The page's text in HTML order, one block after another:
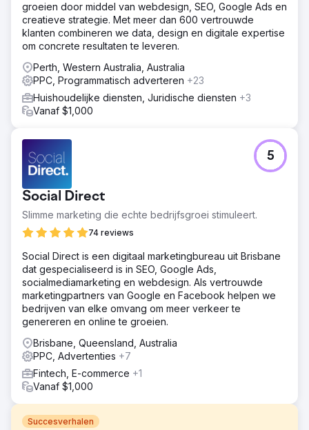
groeien door middel van webdesign, SEO, Google Ads en
creatieve strategie. Met meer dan 600 vertrouwde
klanten combineren we data, design en digitale expertise
om concrete resultaten te leveren.
Perth, Western Australia, Australia
PPC, Programmatisch adverteren +23
Huishoudelijke diensten, Juridische diensten +3
Vanaf $1,000
Social Direct
Slimme marketing die echte bedrijfsgroei stimuleert.
74 reviews
5
Social Direct is een digitaal marketingbureau uit Brisbane
dat gespecialiseerd is in SEO, Google Ads,
socialmediamarketing en webdesign. Als vertrouwde
marketingpartners van Google en Facebook helpen we
bedrijven van elke omvang om meer verkeer te
genereren en online te groeien.
Brisbane, Queensland, Australia
PPC, Advertenties +7
Fintech, E-commerce +1
Vanaf $1,000
Succesverhalen